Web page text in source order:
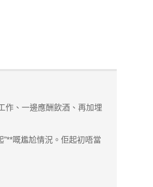
、一邊應酬飲酒、再加埋
嘅尷尬情況。佢起初唔當